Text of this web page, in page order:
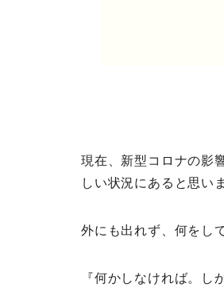
現在、新型コロナの影
しい状況にあると思い
外にも出れず、何をし
『何かしなければ。し